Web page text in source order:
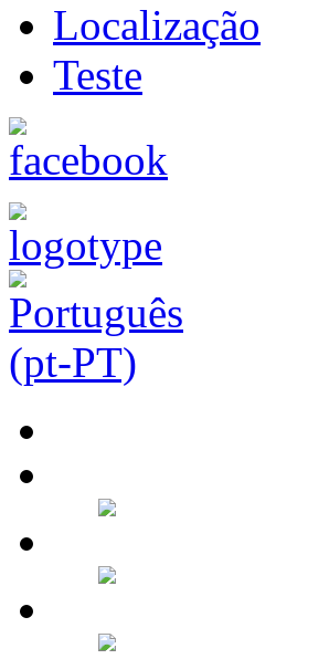
Localização
Teste